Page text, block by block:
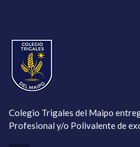
Colegio Trigales del Maipo
Profesional y/o Polivalente de